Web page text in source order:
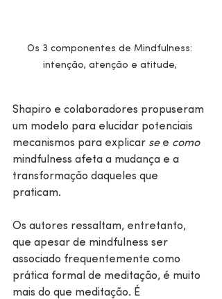
Os 3 componentes de Mindfulness:
intenção, atenção e atitude,
Shapiro e colaboradores propuseram
um modelo para elucidar potenciais
mecanismos para explicar se e como
mindfulness afeta a mudança e a
transformação daqueles que
praticam.
Os autores ressaltam, entretanto,
que apesar de mindfulness ser
associado frequentemente como
prática formal de meditação, é muito
mais do que meditação. É